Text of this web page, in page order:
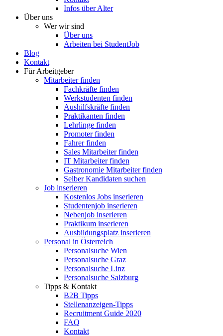
Infos über Alter
Über uns
Wer wir sind
Über uns
Arbeiten bei StudentJob
Blog
Kontakt
Für Arbeitgeber
Mitarbeiter finden
Fachkräfte finden
Werkstudenten finden
Aushilfskräfte finden
Praktikanten finden
Lehrlinge finden
Promoter finden
Fahrer finden
Sales Mitarbeiter finden
IT Mitarbeiter finden
Gastronomie Mitarbeiter finden
Selber Kandidaten suchen
Job inserieren
Kostenlos Jobs inserieren
Studentenjob inserieren
Nebenjob inserieren
Praktikum inserieren
Ausbildungsplatz inserieren
Personal in Österreich
Personalsuche Wien
Personalsuche Graz
Personalsuche Linz
Personalsuche Salzburg
Tipps & Kontakt
B2B Tipps
Stellenanzeigen-Tipps
Recruitment Guide 2020
FAQ
Kontakt